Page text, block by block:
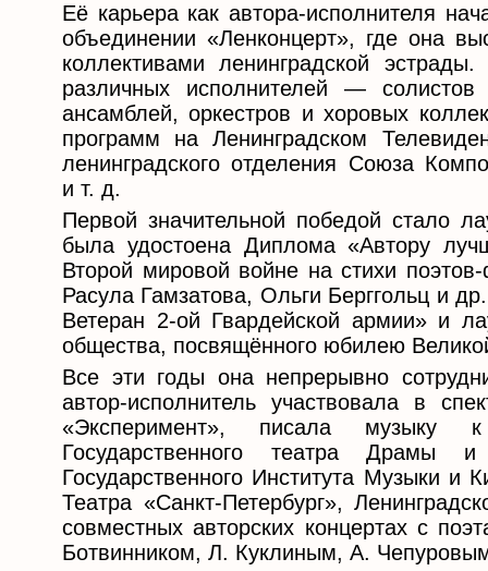
Её карьера как автора-исполнителя
объединении «Ленконцерт», где она
коллективами ленинградской
различных исполнителей — солистов
ансамблей, оркестров и хоровых
программ на Ленинградском
ленинградского отделения Союза
и т. д.
Первой значительной победой стало
была удостоена Диплома «Автору
Второй мировой войне на стихи
Расула Гамзатова, Ольги Берггольц и
Ветеран 2-ой Гвардейской армии» и
общества, посвящённого юбилею
Все эти годы она непрерывно
автор-исполнитель участвовала в
«Эксперимент», писала музыку к
Государственного театра Драмы
Государственного Института Музыки и
Театра «Санкт-Петербург»,
совместных авторских концертах с
Ботвинником, Л. Куклиным, А.